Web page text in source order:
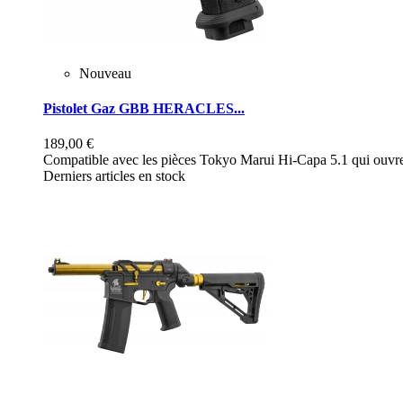
Nouveau
Pistolet Gaz GBB HERACLES...
189,00 €
Compatible avec les pièces Tokyo Marui Hi-Capa 5.1 qui
Derniers articles en stock